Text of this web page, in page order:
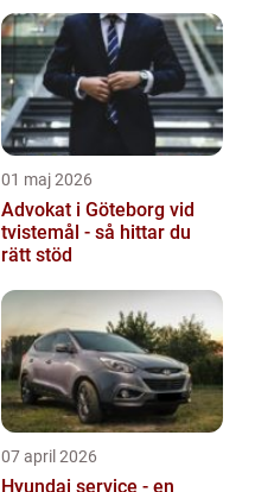
01 maj 2026
Advokat i Göteborg vid
tvistemål - så hittar du
rätt stöd
07 april 2026
Hyundai service - en